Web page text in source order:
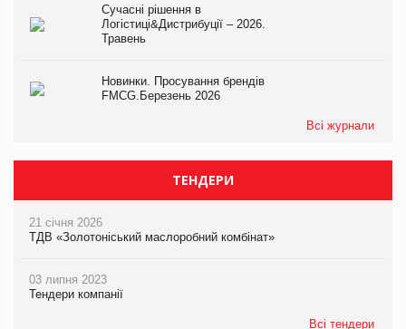
Сучасні рішення в
Логістиці&Дистрибуції – 2026.
Травень
Новинки. Просування брендів
FMCG.Березень 2026
Всі журнали
ТЕНДЕРИ
21 січня 2026
ТДВ «Золотоніський маслоробний комбінат»
03 липня 2023
Тендери компанії
Всі тендери